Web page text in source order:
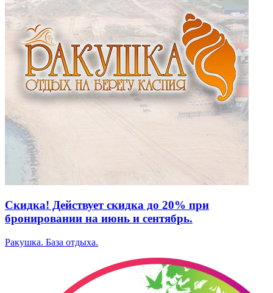
Скидка! Действует скидка до 20% при
бронировании на июнь и сентябрь.
Ракушка. База отдыха.